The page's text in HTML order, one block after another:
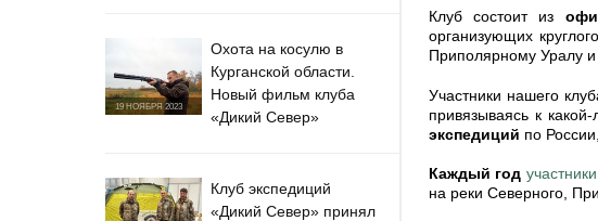
19 НОЯБРЯ 2023
Охота на косулю в
Курганской области.
Новый фильм клуба
«Дикий Север»
Клуб экспедиций
«Дикий Север» принял
Клуб состоит из
организующих
Приполярному Уралу
Участники нашего
привязываясь к
экспедиций по
Каждый год
на реки Северного,